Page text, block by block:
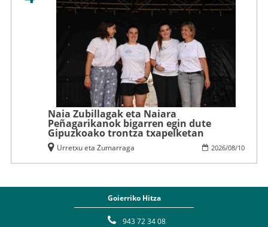
Naia Zubillagak eta Naiara
Peñagarikanok bigarren egin dute
Gipuzkoako trontza txapelketan
2026/08/10
Urretxu eta Zumarraga
Goierriko Hitza
943 72 34 08